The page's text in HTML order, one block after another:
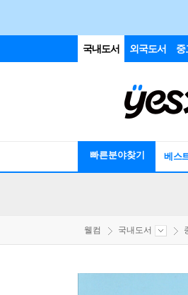
국내도서 외국도서 중
빠른분야찾기 베스
웰컴 국내도서